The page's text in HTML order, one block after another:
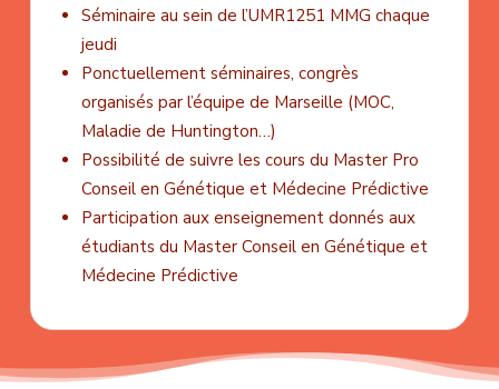
Séminaire au sein de l’UMR1251 MMG chaque
jeudi
Ponctuellement séminaires, congrès
organisés par l’équipe de Marseille (MOC,
Maladie de Huntington…)
Possibilité de suivre les cours du Master Pro
Conseil en Génétique et Médecine Prédictive
Participation aux enseignement donnés aux
étudiants du Master Conseil en Génétique et
Médecine Prédictive